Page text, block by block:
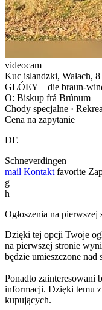
videocam
Kuc islandzki, Wałach,
GLÓEY – die braun-
O: Biskup frá Brúnum
Chody specjalne ·
Cena na zapytanie
DE
Schneverdingen
mail Kontakt favorite
g
h
Ogłoszenia na pierwszej
Dzięki tej opcji Twoje
na pierwszej stronie
będzie umieszczone
Ponadto zainteresowani
informacji. Dzięki temu
kupujących.